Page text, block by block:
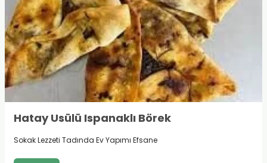
Hatay Usülü Ispanaklı Börek
Sokak Lezzeti Tadında Ev Yapımı Efsane